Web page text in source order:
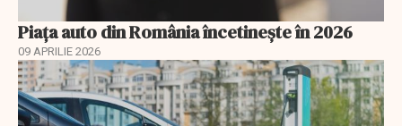
Piața auto din România încetinește în 2026
09 APRILIE 2026